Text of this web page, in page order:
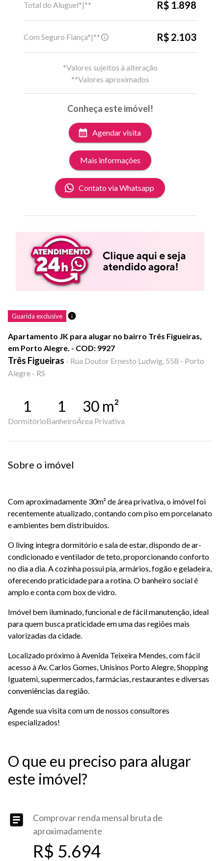
Total do Aluguel*|**
R$ 1.898
Com Seguro Fiança*|** R$ 2.103
*Valores sujeitos à alteração
**Valores aproximados
Conheça este imóvel!
Agendar visita
Mais informações
Contato via Whatsapp
Guarida exclusive
Apartamento JK para alugar no bairro Três Figueiras,
em Porto Alegre. - COD: 9927
Três Figueiras - Rua Doutor Ernesto Ludwig, 558 - Porto
Alegre - RS
1
Dormitório
1
Banheiro
30 m²
Área Privativa
Sobre o imóvel
Com aproximadamente 30m² de área privativa, o imóvel foi
recentemente atualizado, contando com piso em porcelanato
e ambientes bem distribuídos.
O living integra dormitório e sala de estar, dispondo de ar-
condicionado e ventilador de teto, proporcionando conforto
no dia a dia. A cozinha possui pia, armários, fogão e geladeira,
oferecendo praticidade para a rotina. O banheiro social é
amplo e conta com box de vidro.
Imóvel bem iluminado, funcional e de fácil manutenção, ideal
para quem busca praticidade em uma das regiões mais
valorizadas da cidade.
Localizado próximo à Avenida Teixeira Mendes, com fácil
acesso à Av. Carlos Gomes, Unisinos Porto Alegre, Shopping
Iguatemi, supermercados, farmácias, restaurantes e diversas
conveniências da região.
Agende sua visita com um de nossos consultores
especializados!
O que eu preciso para alugar
este imóvel?
Comprovar renda mensal bruta de
aproximadamente
R$ 5.694